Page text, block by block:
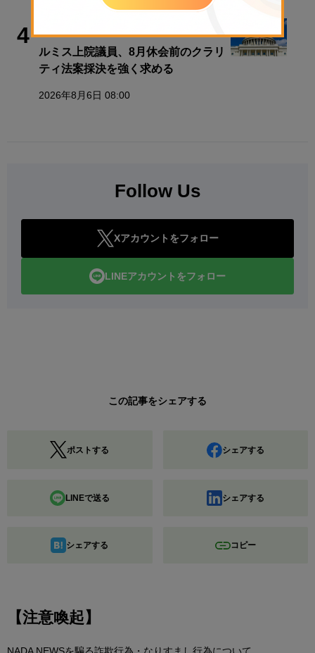
4
ルミス上院議員、8月休会前のクラリ
ティ法案採決を強く求める
2026年8月6日 08:00
Follow Us
Xアカウントをフォロー
LINEアカウントをフォロー
この記事をシェアする
ポストする シェアする
LINEで送る シェアする
シェアする コピー
【注意喚起】